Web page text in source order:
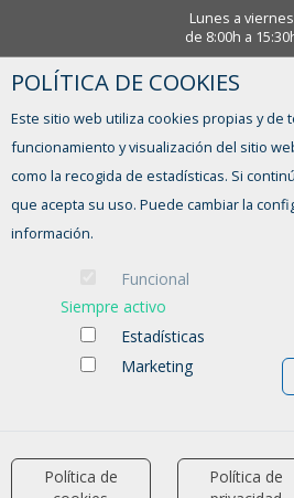
Lunes a viernes
de 8:00h a
¿TIENES ALGUNA
FORMULARIO DE
POLÍTICA DE COOKIES
Este sitio web utiliza cookies propias y de
funcionamiento y visualización del sitio
como la recogida de estadísticas. Si
que acepta su uso. Puede cambiar la
información.
Funcional
Siempre activo
Estadísticas
Marketing
Política de
Política de